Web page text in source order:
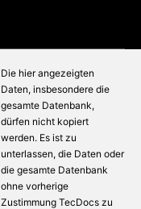
Die hier angezeigten
Daten, insbesondere die
gesamte Datenbank,
dürfen nicht kopiert
werden. Es ist zu
unterlassen, die Daten oder
die gesamte Datenbank
ohne vorherige
Zustimmung TecDocs zu